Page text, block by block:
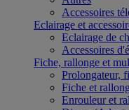
Accessoires
Eclairage et
Eclairage de
Accessoires
Fiche, rallonge et
Prolongateur,
Fiche et
Enrouleur et